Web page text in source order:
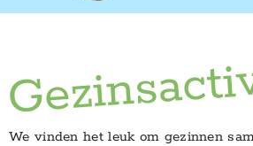
We vinden het leuk om gezinnen